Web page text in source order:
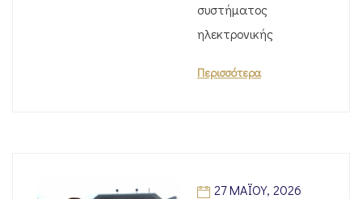
συστήματος
ηλεκτρονικής
Περισσότερα
27 ΜΑΪ́ΟΥ, 2026